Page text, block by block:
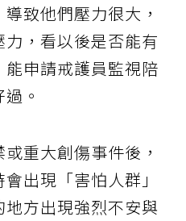
致他們壓力很大，
，看以後是否能有
申請戒護員監視陪
。
重大創傷事件後，
出現「害怕人群」
方出現強烈不安與